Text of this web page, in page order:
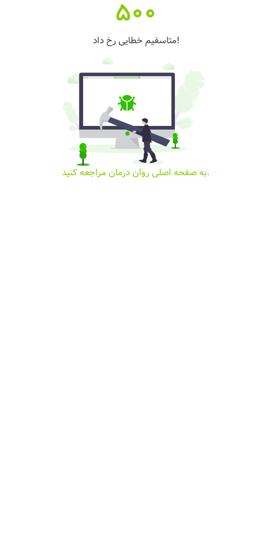
500
متاسفیم خطایی رخ داد!
به صفحه اصلی روان درمان مراجعه کنید.